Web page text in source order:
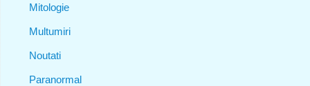
Mitologie
Multumiri
Noutati
Paranormal